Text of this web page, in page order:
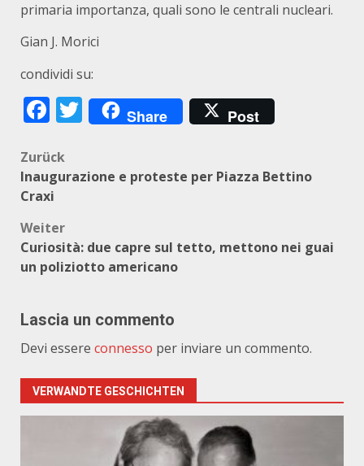
primaria importanza, quali sono le centrali nucleari.
Gian J. Morici
condividi su:
Facebook
Twitter
Share Post
Beitragsnavigation
Zurück
Inaugurazione e proteste per Piazza Bettino
Craxi
Weiter
Curiosità: due capre sul tetto, mettono nei guai
un poliziotto americano
Lascia un commento
Devi essere connesso per inviare un commento.
VERWANDTE GESCHICHTEN